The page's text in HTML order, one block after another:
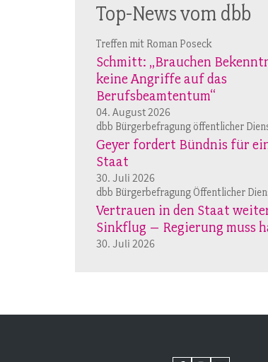
Top-News vom dbb
Treffen mit Roman Poseck
Schmitt: „Brauchen
keine Angriffe auf das
Berufsbeamtentum“
04. August 2026
dbb Bürgerbefragung öffentlicher
Geyer fordert Bündnis für
Staat
30. Juli 2026
dbb Bürgerbefragung Öffentlicher
Vertrauen in den Staat
Sinkflug – Regierung muss
30. Juli 2026